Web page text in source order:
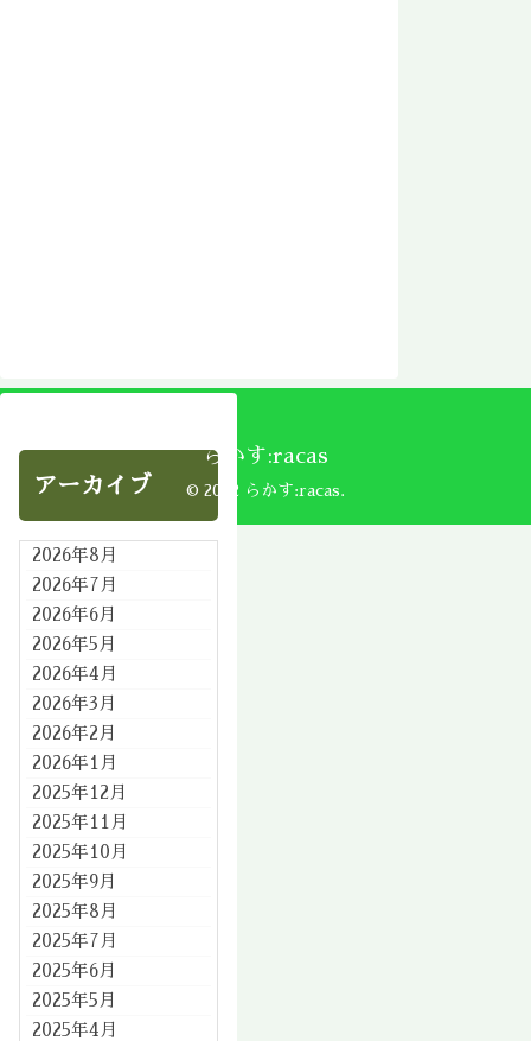
アーカイブ
2026年8月
2026年7月
2026年6月
2026年5月
2026年4月
2026年3月
2026年2月
2026年1月
2025年12月
2025年11月
2025年10月
2025年9月
2025年8月
2025年7月
2025年6月
2025年5月
2025年4月
らかす:racas
© 2002 らかす:racas.